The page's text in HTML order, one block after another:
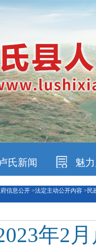
卢氏新闻 魅
信息公开 >法定主动公开内容 > 民
年2